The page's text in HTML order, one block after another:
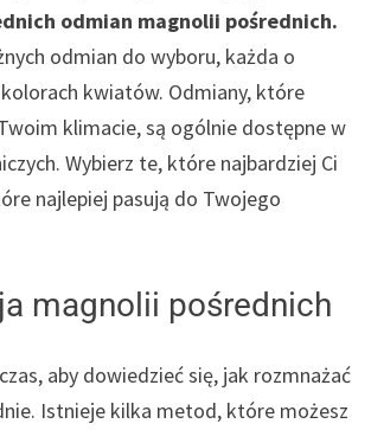
odmian magnolii pośrednich.
odmian do wyboru, każda o
kolorach kwiatów. Odmiany, które
klimacie, są ogólnie dostępne w
Wybierz te, które najbardziej Ci
najlepiej pasują do Twojego
magnolii pośrednich
aby dowiedzieć się, jak rozmnażać
Istnieje kilka metod, które możesz